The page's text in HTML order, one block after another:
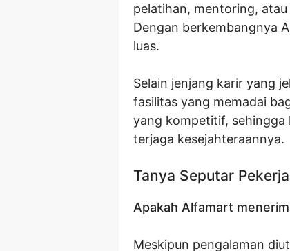
pelatihan, mentoring,
Dengan berkembangnya
luas.
Selain jenjang karir yang
fasilitas yang memadai
yang kompetitif,
terjaga kesejahteraannya.
Tanya Seputar
Apakah Alfamart
Meskipun pengalaman